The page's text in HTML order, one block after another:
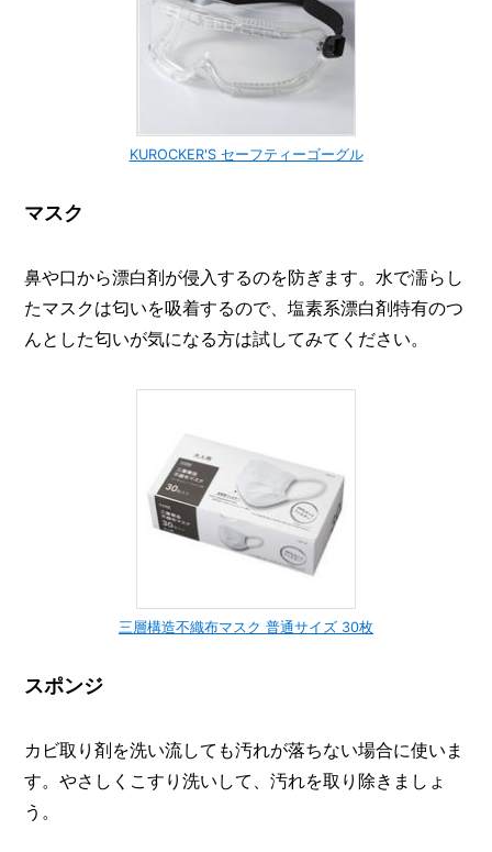
KUROCKER'S セーフティーゴーグル
マスク
鼻や口から漂白剤が侵入するのを防ぎます。水で濡らし
たマスクは匂いを吸着するので、塩素系漂白剤特有のつ
んとした匂いが気になる方は試してみてください。
三層構造不織布マスク 普通サイズ 30枚
スポンジ
カビ取り剤を洗い流しても汚れが落ちない場合に使いま
す。やさしくこすり洗いして、汚れを取り除きましょ
う。